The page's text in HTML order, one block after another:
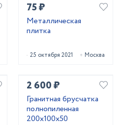
75 ₽
Металлическая
плитка
25 октября 2021 Москва
2 600 ₽
Гранитная брусчатка
полнопиленная
200х100х50